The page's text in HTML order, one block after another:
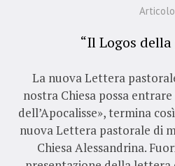
Articolo
“Il Logos
La nuova Lettera
nostra Chiesa possa
dell’Apocalisse», termina
nuova Lettera pastorale di
Chiesa Alessandrina.